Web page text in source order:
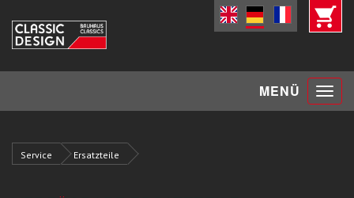
MENÜ Toggle
Service Ersatzteile